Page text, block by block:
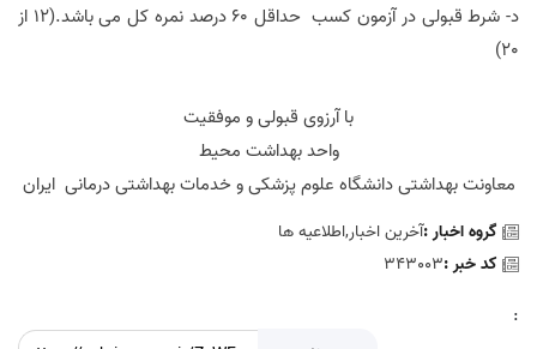
د- شرط قبولی در آزمون کسب حداقل 60 درصد نمره کل می باشد.(12 از
20)
با آرزوی قبولی و موفقیت
واحد بهداشت محیط
معاونت بهداشتی دانشگاه علوم پزشکی و خدمات بهداشتی درمانی ایران
گروه اخبار :آخرین اخبار,اطلاعیه ها
کد خبر :343003
: